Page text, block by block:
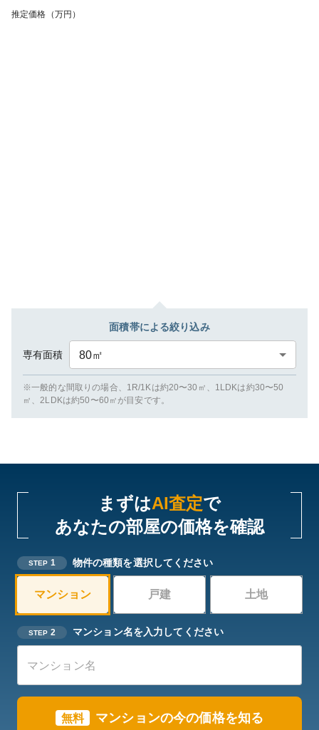
推定価格（万円）
面積帯による絞り込み
専有面積 80㎡
※一般的な間取りの場合、1R/1Kは約20〜30㎡、1LDKは約30〜50
㎡、2LDKは約50〜60㎡が目安です。
まずはAI査定で
あなたの部屋の価格を確認
STEP 1 物件の種類を選択してください
マンション 戸建 土地
STEP 2 マンション名を入力してください
無料 マンションの今の価格を知る